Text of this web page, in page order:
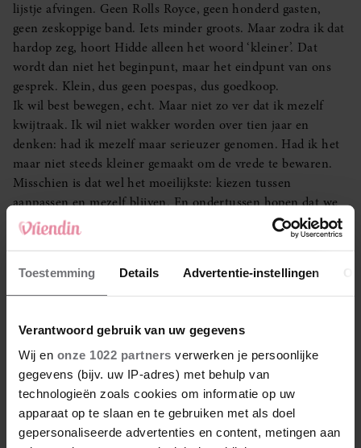
Toestemming Details Advertentie-instellingen
Verantwoord gebruik van uw gegevens
Wij en onze 1022 partners verwerken je persoonlijke
gegevens (bijv. uw IP-adres) met behulp van
technologieën zoals cookies om informatie op uw
apparaat op te slaan en te gebruiken met als doel
gepersonaliseerde advertenties en content, metingen aan
lijstje afvingen. Geen Rolls Royce, geen honderd gasten,
geen zeskoppige band. Iets minder groots. Maar zodra ik dat
hardop zeg, hoort Hidde alleen het woord ‘kleiner’. Dat
wordt dan niet het beginpunt, maar het eindpunt van ons
gesprek. Klein, dus geen poespas, dus goedkoop.
Ik wil best bewegen, echt. Maar niet zo ver dat ik mezelf
kwijtraak. Ik wil niet wakker worden over tien jaar en
denken: had ik mezelf maar serieuzer genomen. Had ik het
maar niet steeds kleiner gemaakt om de vrede te bewaren.
Misschien is dat wel het moeilijkste: kiezen tussen
aanpassen en mezelf blijven. En ondertussen hopen dat we
elkaar echt ergens in het midden vinden, zonder dat één van
ons daar later spijt van krijgt.”
Om privacyredenen zijn alle namen veranderd, De echte
namen zijn bekend bij de redactie.
LEES OOK